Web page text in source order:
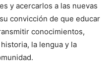
y acercarlos a las nuevas
convicción de que educar
conocimientos,
la lengua y la